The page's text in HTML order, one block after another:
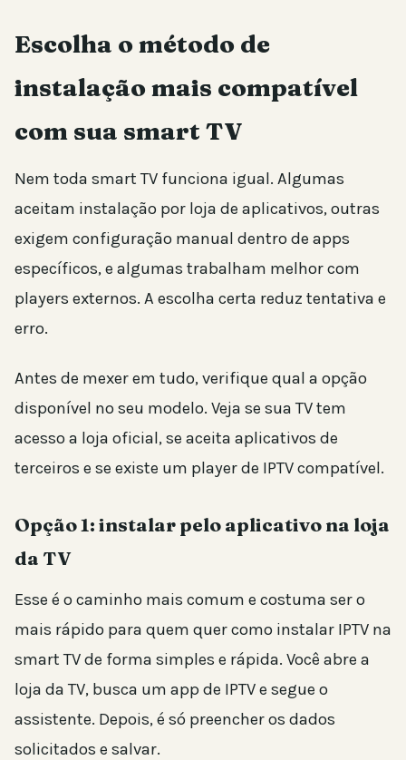
Escolha o método de
instalação mais compatível
com sua smart TV
Nem toda smart TV funciona igual. Algumas
aceitam instalação por loja de aplicativos, outras
exigem configuração manual dentro de apps
específicos, e algumas trabalham melhor com
players externos. A escolha certa reduz tentativa e
erro.
Antes de mexer em tudo, verifique qual a opção
disponível no seu modelo. Veja se sua TV tem
acesso a loja oficial, se aceita aplicativos de
terceiros e se existe um player de IPTV compatível.
Opção 1: instalar pelo aplicativo na loja
da TV
Esse é o caminho mais comum e costuma ser o
mais rápido para quem quer como instalar IPTV na
smart TV de forma simples e rápida. Você abre a
loja da TV, busca um app de IPTV e segue o
assistente. Depois, é só preencher os dados
solicitados e salvar.